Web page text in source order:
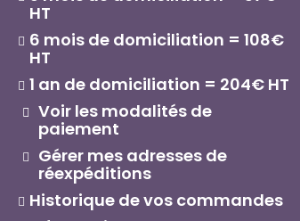
HT
6 mois de domiciliation = 108€
HT
1 an de domiciliation = 204€ HT
Voir les modalités de
paiement
Gérer mes adresses de
réexpéditions
Historique de vos commandes